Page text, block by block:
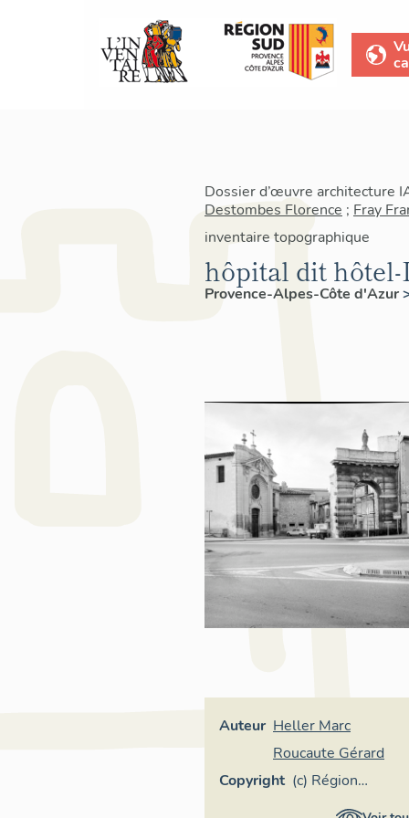
Dossier d’œuvre architecture
Destombes Florence ; Fray
inventaire topographique
hôpital dit
Provence-Alpes-Côte d'Azur
Auteur Heller Marc
Roucaute Gérard
Copyright (c) Région
Provence-Alpes-